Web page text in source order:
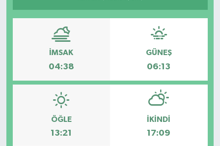
İMSAK
04:38
GÜNEŞ
06:13
ÖĞLE
13:21
İKINDI
17:09